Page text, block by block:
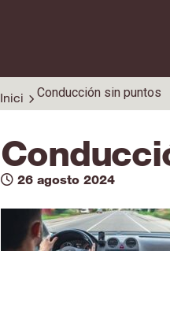
Inici Conducción sin puntos
26 agosto 2024